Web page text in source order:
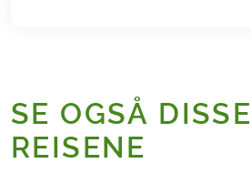
SE OGSÅ DISSE
REISENE